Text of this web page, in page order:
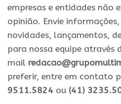
empresas e entidades não
opinião. Envie
novidades, lançamentos,
para nossa equipe através
mail
preferir, entre em contato
9511.5824 ou (41)